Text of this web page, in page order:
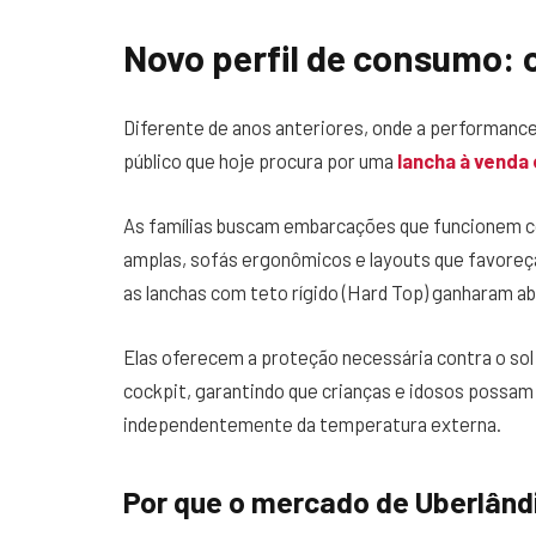
Novo perfil de
Diferente de anos anteriores, onde a
público que hoje procura por uma lancha à
As famílias buscam embarcações que funcionem
amplas, sofás ergonômicos e layouts que
as lanchas com teto rígido (Hard Top) ganharam
Elas oferecem a proteção necessária contra o
cockpit, garantindo que crianças e idosos
independentemente da temperatura externa.
Por que o mercado de